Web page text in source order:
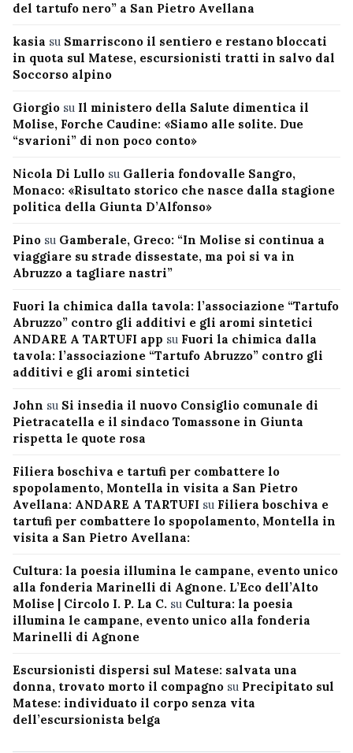
del tartufo nero” a San Pietro Avellana
kasia su Smarriscono il sentiero e restano bloccati
in quota sul Matese, escursionisti tratti in salvo dal
Soccorso alpino
Giorgio su Il ministero della Salute dimentica il
Molise, Forche Caudine: «Siamo alle solite. Due
“svarioni” di non poco conto»
Nicola Di Lullo su Galleria fondovalle Sangro,
Monaco: «Risultato storico che nasce dalla stagione
politica della Giunta D’Alfonso»
Pino su Gamberale, Greco: “In Molise si continua a
viaggiare su strade dissestate, ma poi si va in
Abruzzo a tagliare nastri”
Fuori la chimica dalla tavola: l’associazione “Tartufo
Abruzzo” contro gli additivi e gli aromi sintetici
ANDARE A TARTUFI app su Fuori la chimica dalla
tavola: l’associazione “Tartufo Abruzzo” contro gli
additivi e gli aromi sintetici
John su Si insedia il nuovo Consiglio comunale di
Pietracatella e il sindaco Tomassone in Giunta
rispetta le quote rosa
Filiera boschiva e tartufi per combattere lo
spopolamento, Montella in visita a San Pietro
Avellana: ANDARE A TARTUFI su Filiera boschiva e
tartufi per combattere lo spopolamento, Montella in
visita a San Pietro Avellana:
Cultura: la poesia illumina le campane, evento unico
alla fonderia Marinelli di Agnone. L’Eco dell’Alto
Molise | Circolo I. P. La C. su Cultura: la poesia
illumina le campane, evento unico alla fonderia
Marinelli di Agnone
Escursionisti dispersi sul Matese: salvata una
donna, trovato morto il compagno su Precipitato sul
Matese: individuato il corpo senza vita
dell’escursionista belga